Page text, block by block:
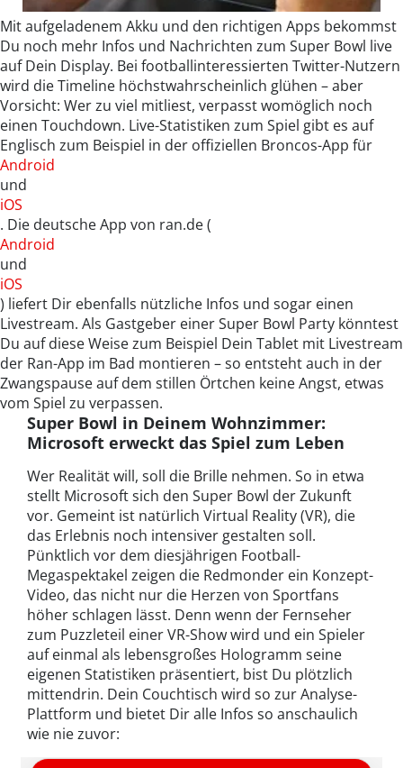
Mit aufgeladenem Akku und den richtigen Apps bekommst
Du noch mehr Infos und Nachrichten zum Super Bowl live
auf Dein Display. Bei footballinteressierten Twitter-Nutzern
wird die Timeline höchstwahrscheinlich glühen – aber
Vorsicht: Wer zu viel mitliest, verpasst womöglich noch
einen Touchdown. Live-Statistiken zum Spiel gibt es auf
Englisch zum Beispiel in der offiziellen Broncos-App für
Android
und
iOS
. Die deutsche App von ran.de (
Android
und
iOS
) liefert Dir ebenfalls nützliche Infos und sogar einen
Livestream. Als Gastgeber einer Super Bowl Party könntest
Du auf diese Weise zum Beispiel Dein Tablet mit Livestream
der Ran-App im Bad montieren – so entsteht auch in der
Zwangspause auf dem stillen Örtchen keine Angst, etwas
vom Spiel zu verpassen.
Super Bowl in Deinem Wohnzimmer:
Microsoft erweckt das Spiel zum Leben
Wer Realität will, soll die Brille nehmen. So in etwa
stellt Microsoft sich den Super Bowl der Zukunft
vor. Gemeint ist natürlich Virtual Reality (VR), die
das Erlebnis noch intensiver gestalten soll.
Pünktlich vor dem diesjährigen Football-
Megaspektakel zeigen die Redmonder ein Konzept-
Video, das nicht nur die Herzen von Sportfans
höher schlagen lässt. Denn wenn der Fernseher
zum Puzzleteil einer VR-Show wird und ein Spieler
auf einmal als lebensgroßes Hologramm seine
eigenen Statistiken präsentiert, bist Du plötzlich
mittendrin. Dein Couchtisch wird so zur Analyse-
Plattform und bietet Dir alle Infos so anschaulich
wie nie zuvor: